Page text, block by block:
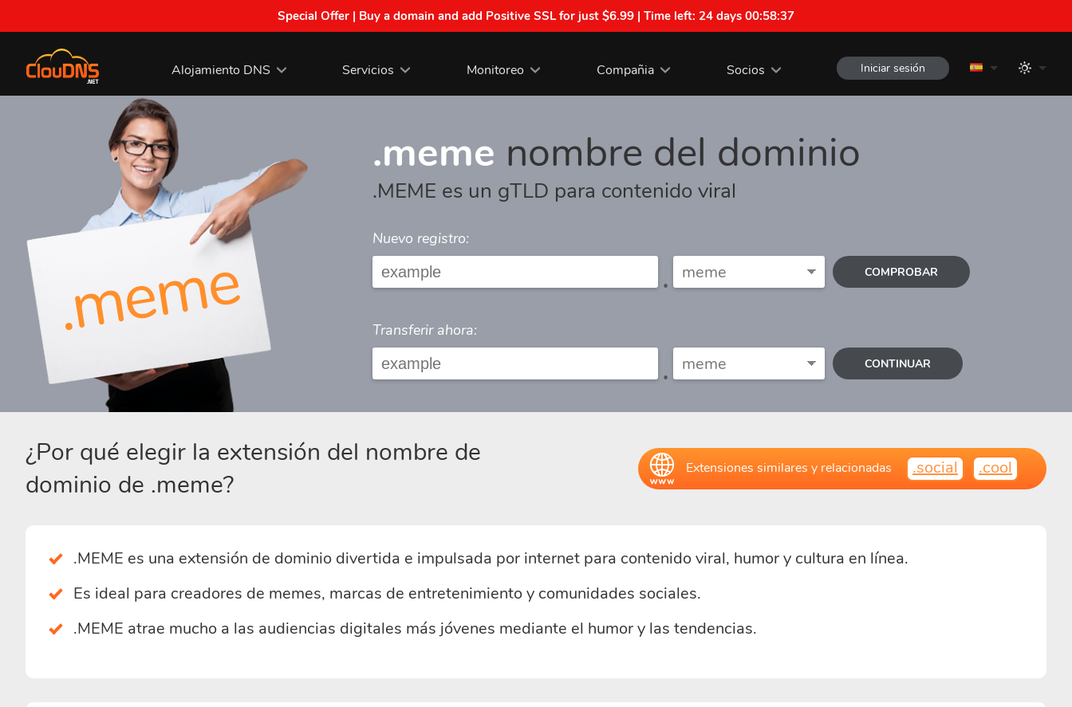
Special Offer | Buy a domain and add Positive SSL for just $6.99 | Time left: 24 days 00:58:37
Alojamiento DNS Servicios Monitoreo Compañia Socios Iniciar sesión
.meme
.meme nombre del dominio
.MEME es un gTLD para contenido viral
Nuevo registro:
. COMPROBAR
Transferir ahora:
. CONTINUAR
¿Por qué elegir la extensión del nombre de
dominio de .meme?
Extensiones similares y relacionadas .social .cool
.MEME es una extensión de dominio divertida e impulsada por internet para contenido viral, humor y cultura en línea.
Es ideal para creadores de memes, marcas de entretenimiento y comunidades sociales.
.MEME atrae mucho a las audiencias digitales más jóvenes mediante el humor y las tendencias.